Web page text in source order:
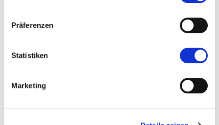
Präferenzen
Statistiken
Marketing
Steuerberater